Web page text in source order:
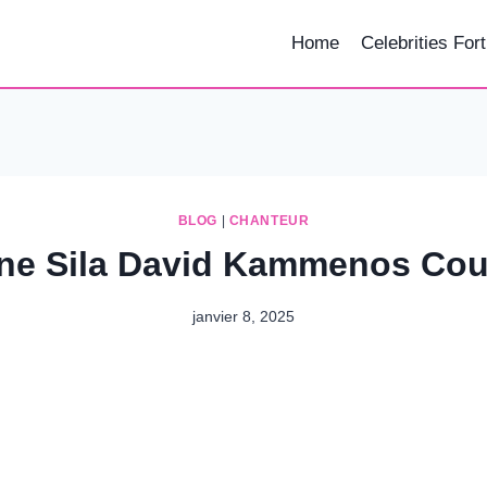
Home Celebrities
BLOG CHANTEUR
Sila David Kammenos
janvier 8, 2025